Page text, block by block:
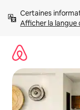
directement
Afficher la langue